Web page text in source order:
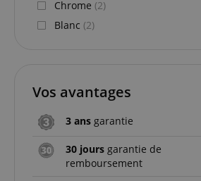
Chrome (2)
Blanc (2)
Vos avantages
3 ans garantie
30 jours garantie de
remboursement